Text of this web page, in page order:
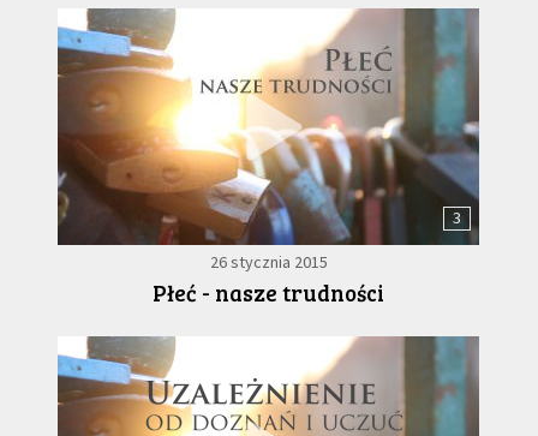
3
26 stycznia 2015
Płeć - nasze trudności